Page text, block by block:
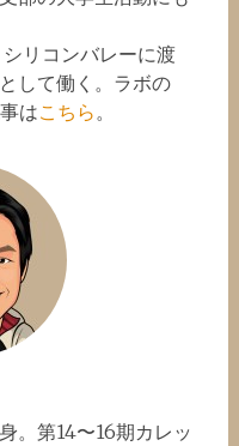
リコンバレーに渡
して働く。ラボの
はこちら。
。第14〜16期カレッ